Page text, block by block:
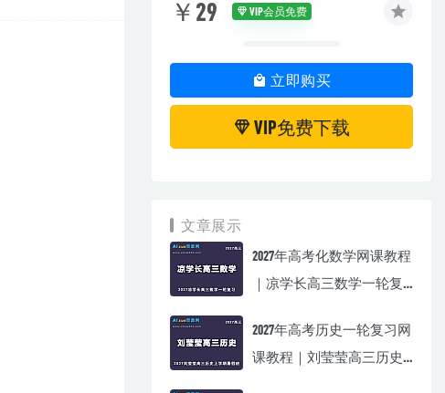
￥29 VIP会员免费
立即购买
VIP免费下载
文章展示
2027年高考化数学网课教程
｜凉学长高三数学一轮复
2027年高考历史一轮复习网
课教程｜刘莹莹高三历史